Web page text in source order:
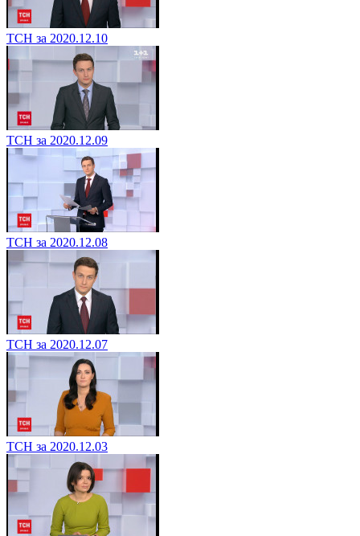
ТСН за 2020.12.10
ТСН за 2020.12.09
ТСН за 2020.12.08
ТСН за 2020.12.07
ТСН за 2020.12.03